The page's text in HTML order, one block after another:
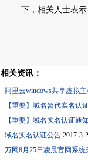
下，相关人士表
相关资讯：
阿里云windows共享虚拟
【重要】域名暂代实名认
【重要】域名实名认证通知
域名实名认证公告 2017-3-
万网8月25日凌晨官网系统